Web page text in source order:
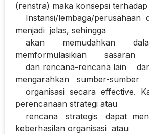
(renstra) maka konsepsi terhadap
Instansi/lembaga/perusahaan
menjadi jelas, sehingga
akan memudahkan
memformulasikian sasaran
dan rencana-rencana lain
mengarahkan sumber-sumber
organisasi secara effective.
perencanaan strategi atau
rencana strategis dapat
keberhasilan organisasi atau